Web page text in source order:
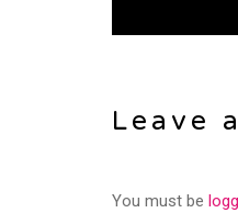
Leave
You must be